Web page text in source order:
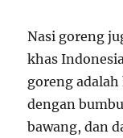
Nasi goreng
khas
goreng
dengan
bawang, dan